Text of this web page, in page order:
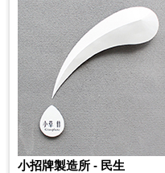
小招牌製造所 - 民生